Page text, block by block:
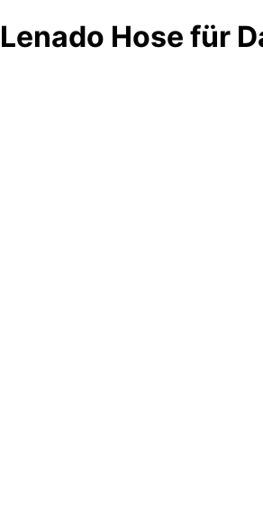
Lenado Hose für